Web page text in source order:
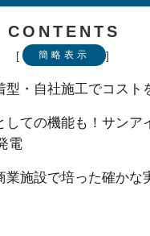
CONTENTS
[ 簡略表示 ]
型・自社施工でコスト
しての機能も！サンア
電
業施設で培った確かな